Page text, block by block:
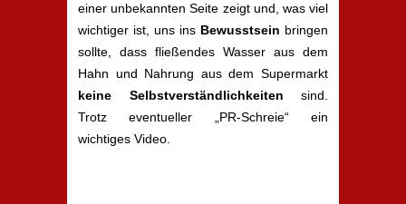
einer unbekannten Seite zeigt und, was viel
wichtiger ist, uns ins Bewusstsein bringen
sollte, dass fließendes Wasser aus dem
Hahn und Nahrung aus dem Supermarkt
keine Selbstverständlichkeiten sind.
Trotz eventueller „PR-Schreie“ ein
wichtiges Video.